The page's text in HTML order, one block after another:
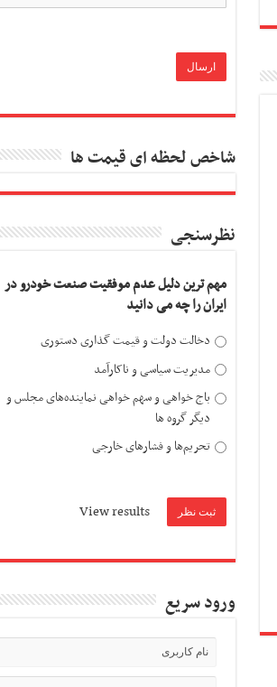
شاخص لحظه ای قیمت ها
نظرسنجی
مهم ترین دلیل عدم موفقیت صنعت خودرو در
ایران را چه می دانید
دخالت دولت و قیمت گذاری دستوری
مدیریت سیاسی و ناکارآمد
باج خواهی و سهم خواهی نماینده‌های مجلس و
دیگر گروه ها
تحریم‌ها و فشارهای خارجی
View results
ورود سریع